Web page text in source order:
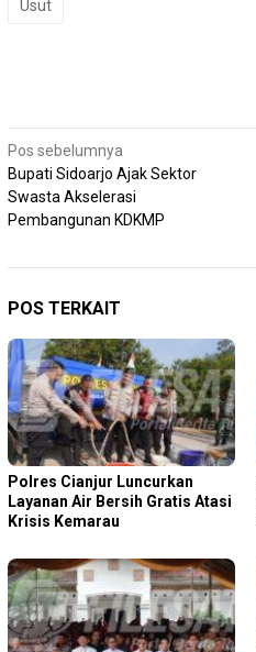
Usut
Navigasi
pos
Pos sebelumnya
Bupati Sidoarjo Ajak Sektor
Swasta Akselerasi
Pembangunan KDKMP
POS TERKAIT
Polres Cianjur Luncurkan
Layanan Air Bersih Gratis Atasi
Krisis Kemarau